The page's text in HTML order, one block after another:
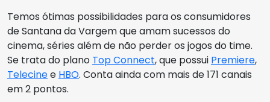
Temos ótimas possibilidades para os consumidores
de Santana da Vargem que amam sucessos do
cinema, séries além de não perder os jogos do time.
Se trata do plano Top Connect, que possui Premiere,
Telecinee HBO. Conta ainda com mais de 171 canais
em 2 pontos.